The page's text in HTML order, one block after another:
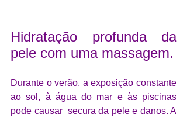
Hidratação profunda da
pele com uma massagem.
Durante o verão, a exposição constante
ao sol, à água do mar e às piscinas
pode causar  secura da pele e danos. A